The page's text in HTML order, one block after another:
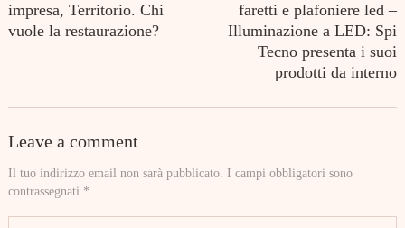
impresa, Territorio. Chi
vuole la restaurazione?
faretti e plafoniere led –
Illuminazione a LED: Spi
Tecno presenta i suoi
prodotti da interno
Leave a comment
Il tuo indirizzo email non sarà pubblicato. I campi obbligatori sono
contrassegnati *